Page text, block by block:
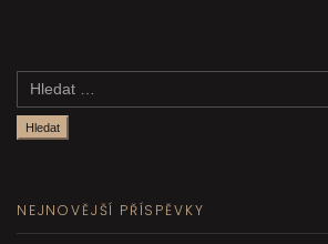
NEJNOVĚJŠÍ PŘÍSPĚVKY